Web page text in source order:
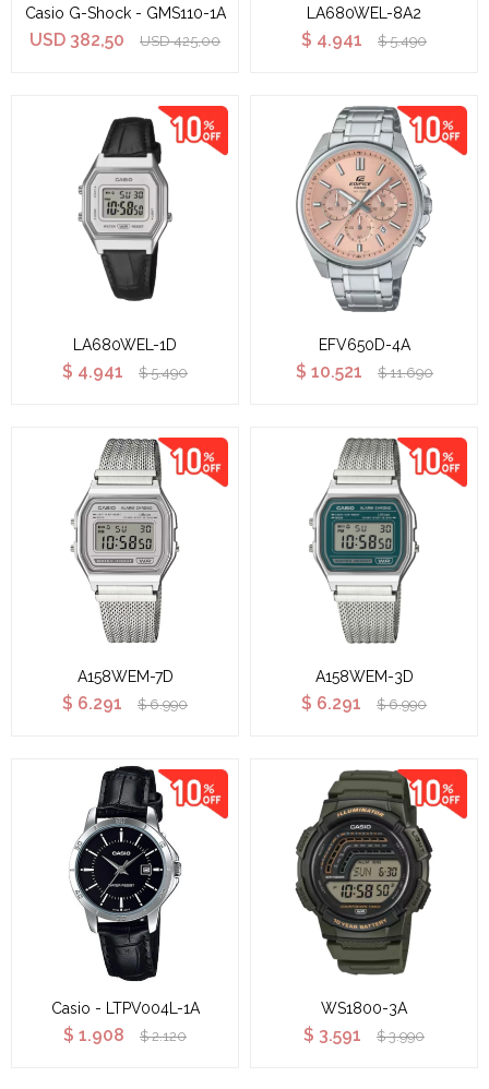
Casio G-Shock - GMS110-1A
USD 382,50 USD 425,00
LA680WEL-8A2
$ 4.941 $ 5.490
LA680WEL-1D
$ 4.941 $ 5.490
EFV650D-4A
$ 10.521 $ 11.690
A158WEM-7D
$ 6.291 $ 6.990
A158WEM-3D
$ 6.291 $ 6.990
Casio - LTPV004L-1A
$ 1.908 $ 2.120
WS1800-3A
$ 3.591 $ 3.990